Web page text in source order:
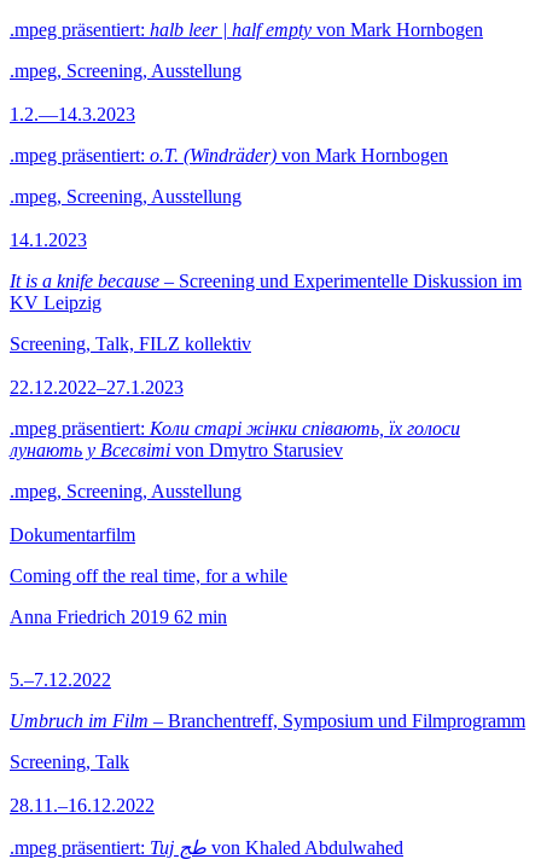
.mpeg präsentiert: halb leer | half empty von Mark Hornbogen
.mpeg, Screening, Ausstellung
1.2.—14.3.2023
.mpeg präsentiert: o.T. (Windräder) von Mark Hornbogen
.mpeg, Screening, Ausstellung
14.1.2023
It is a knife because – Screening und Experimentelle Diskussion im
KV Leipzig
Screening, Talk, FILZ kollektiv
22.12.2022–27.1.2023
.mpeg präsentiert: Коли старі жінки співають, їх голоси
лунають у Всесвіті von Dmytro Starusiev
.mpeg, Screening, Ausstellung
Dokumentarfilm
Coming off the real time, for a while
Anna Friedrich 2019 62 min
5.–7.12.2022
Umbruch im Film – Branchentreff, Symposium und Filmprogramm
Screening, Talk
28.11.–16.12.2022
.mpeg präsentiert: Tuj طج von Khaled Abdulwahed